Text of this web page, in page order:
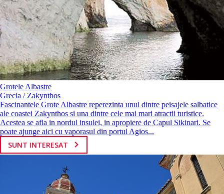
Grotele Albastre
Grecia / Zakynthos
Fascinantele Grote Albastre reperezinta unul dintre peisajele salbatice
ale coastei Zakynthos si una dintre cele mai mari atractii turistice.
Acestea se afla in nordul insulei, in apropiere de Capul Sikinari. Se
poate ajunge aici cu vaporasul din portul Agios...
SUNT INTERESAT